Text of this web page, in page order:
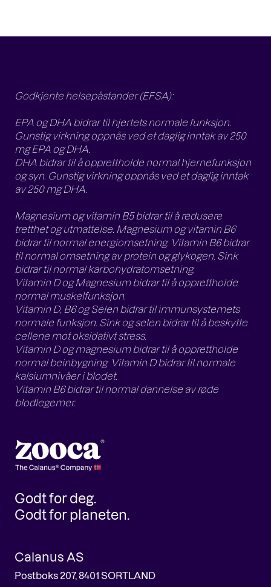
Godkjente helsepåstander (EFSA):
EPA og DHA bidrar til hjertets normale funksjon.
Gunstig virkning oppnås ved et daglig inntak av 250
mg EPA og DHA.
DHA bidrar til å opprettholde normal hjernefunksjon
og syn. Gunstig virkning oppnås ved et daglig inntak
av 250 mg DHA.
Magnesium og vitamin B5 bidrar til å redusere
tretthet og utmattelse. Magnesium og vitamin B6
bidrar til normal energiomsetning. Vitamin B6 bidrar
til normal omsetning av protein og glykogen. Sink
bidrar til normal karbohydratomsetning.
Vitamin D og Magnesium bidrar til å opprettholde
normal muskelfunksjon.
Vitamin D, B6 og Selen bidrar til immunsystemets
normale funksjon. Sink og selen bidrar til å beskytte
cellene mot oksidativt stress.
Vitamin D og magnesium bidrar til å opprettholde
normal beinbygning. Vitamin D bidrar til normale
kalsiumnivåer i blodet.
Vitamin B6 bidrar til normal dannelse av røde
blodlegemer.
Godt for deg.
Godt for planeten.
Calanus AS
Postboks 207, 8401 SORTLAND